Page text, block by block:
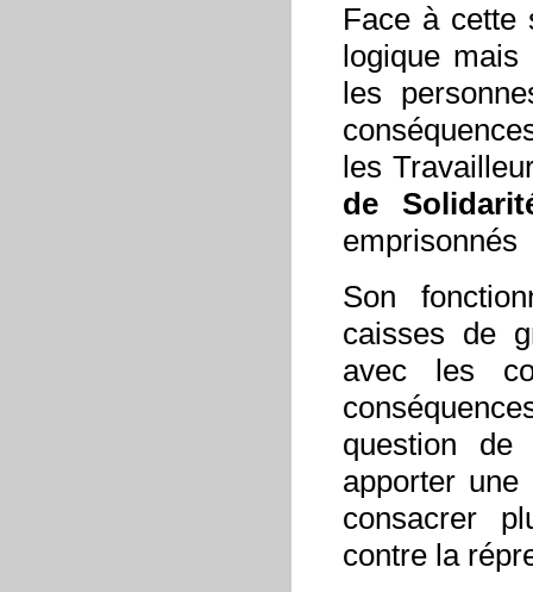
Face à cette
logique
les
les
de
emprisonnés
Son
caisses de
avec les
question
apporter
consacrer
contre la